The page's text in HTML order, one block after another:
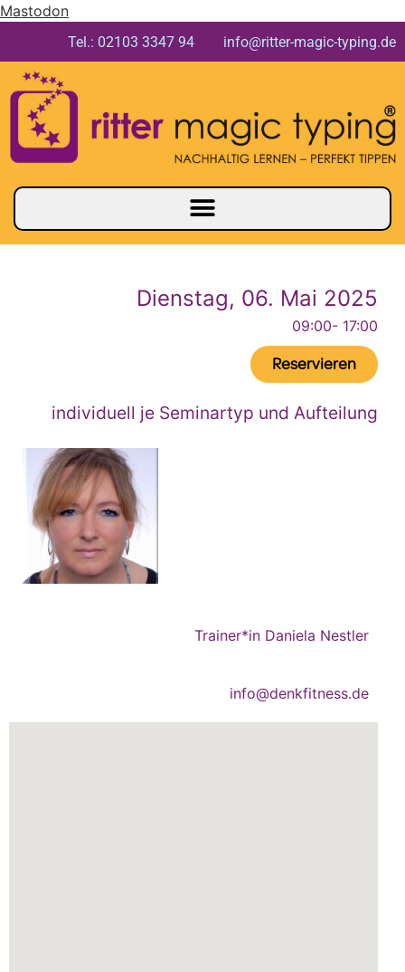
Mastodon
Tel.: 02103 3347 94 info@ritter-magic-typing.de
Dienstag, 06. Mai 2025
09:00- 17:00
Reservieren
individuell je Seminartyp und Aufteilung
Trainer*in Daniela Nestler
info@denkfitness.de